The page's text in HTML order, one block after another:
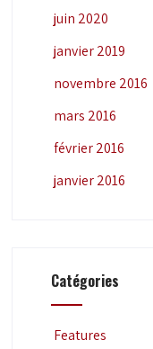
juin 2020
janvier 2019
novembre 2016
mars 2016
février 2016
janvier 2016
Catégories
Features